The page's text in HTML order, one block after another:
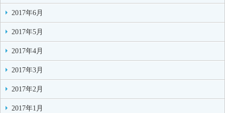
2017年6月
2017年5月
2017年4月
2017年3月
2017年2月
2017年1月